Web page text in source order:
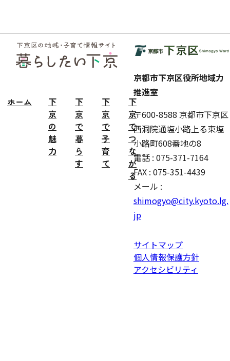
フッ
ター
ホーム
下
京
の
魅
力
下
京
で
暮
ら
す
下
京
で
子
育
て
下
京
で
つ
な
が
る
京都市下京区役所地域力
推進室
〒600-8588 京都市下京区
西洞院通塩小路上る東塩
小路町608番地の8
電話 : 075-371-7164
FAX : 075-351-4439
メール :
shimogyo@city.kyoto.lg.
jp
サイトマップ
個人情報保護方針
アクセシビリティ